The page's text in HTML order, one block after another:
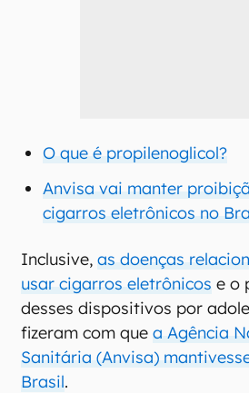
O que é propilenoglicol?
Anvisa vai manter
cigarros eletrônicos no
Inclusive,as doenças
usar cigarros eletrônicos e o
desses dispositivos por
fizeram com quea Agência
Sanitária (Anvisa)
Brasil.